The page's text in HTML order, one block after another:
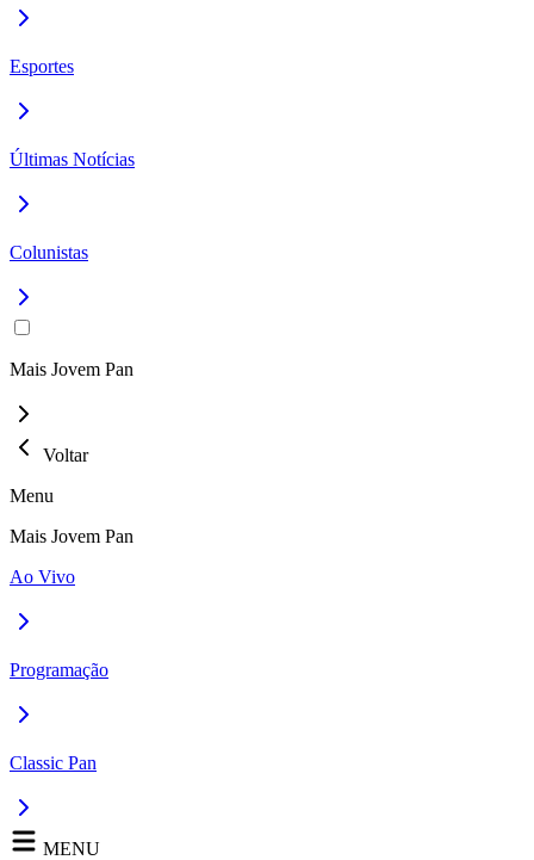
Esportes
Últimas Notícias
Colunistas
Mais Jovem Pan
Voltar
Menu
Mais Jovem Pan
Ao Vivo
Programação
Classic Pan
MENU